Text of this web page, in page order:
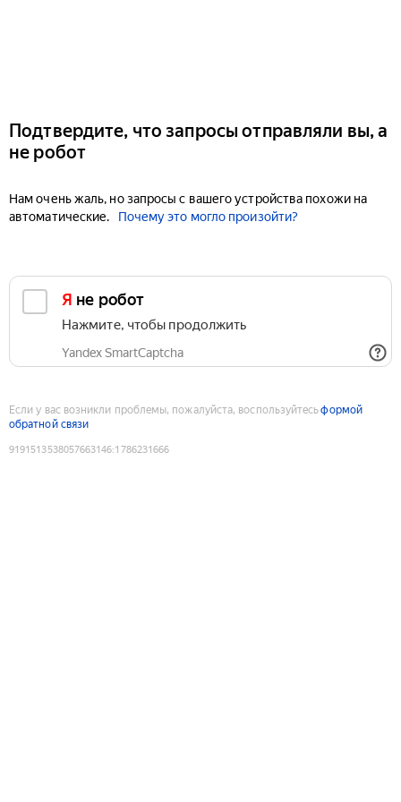
Подтвердите, что запросы отправляли вы, а
не робот
Нам очень жаль, но запросы с вашего устройства похожи на
автоматические.
Почему это могло произойти?
Я не робот
Нажмите, чтобы продолжить
Yandex SmartCaptcha
Если у вас возникли проблемы, пожалуйста, воспользуйтесьформой
обратной связи
9191513538057663146:1786231666